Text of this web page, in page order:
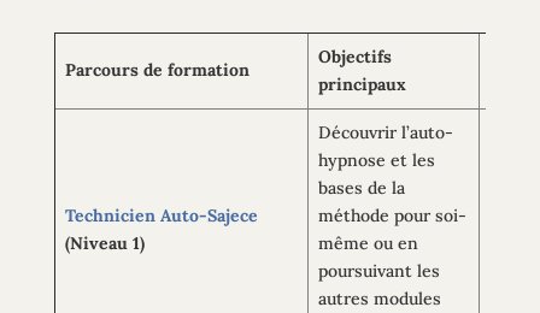
Parcours de formation
Objectifs
principaux
Technicien Auto-Sajece
(Niveau 1)
Découvrir l’auto-
hypnose et les
bases de la
méthode pour soi-
même ou en
poursuivant les
autres modules